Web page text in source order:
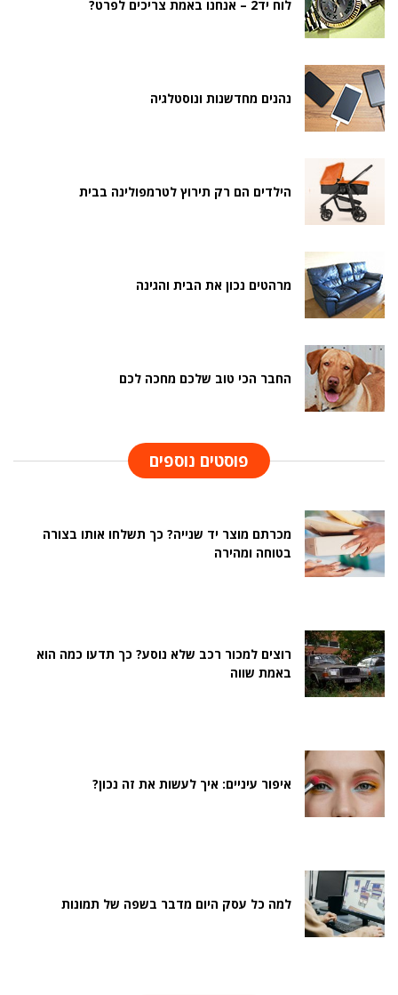
לוח יד2 – אנחנו באמת צריכים לפרט?
נהנים מחדשנות ונוסטלגיה
הילדים הם רק תירוץ לטרמפולינה בבית
מרהטים נכון את הבית והגינה
החבר הכי טוב שלכם מחכה לכם
פוסטים נוספים
מכרתם מוצר יד שנייה? כך תשלחו אותו בצורה
בטוחה ומהירה
רוצים למכור רכב שלא נוסע? כך תדעו כמה הוא
באמת שווה
איפור עיניים: איך לעשות את זה נכון?
למה כל עסק היום מדבר בשפה של תמונות